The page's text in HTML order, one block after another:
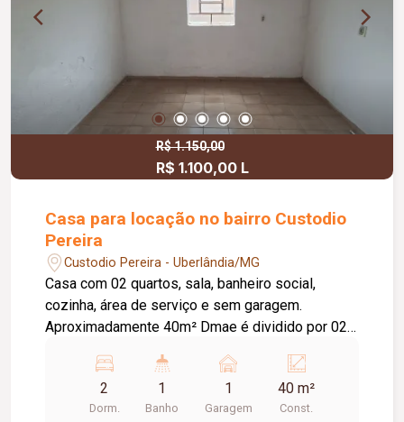
R$ 1.150,00
R$ 1.100,00 L
Casa para locação no bairro Custodio
Pereira
Custodio Pereira - Uberlândia/MG
Casa com 02 quartos, sala, banheiro social,
cozinha, área de serviço e sem garagem.
Aproximadamente 40m² Dmae é dividido por 02
2
Dorm.
1
Banho
1
Garagem
40 m²
Const.